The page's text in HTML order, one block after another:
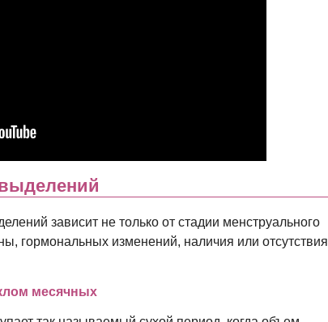
зависит не только от стадии менструального
гормональных изменений, наличия или отсутствия
месячных